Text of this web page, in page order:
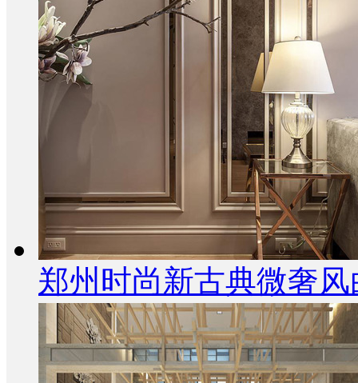
郑州时尚新古典微奢